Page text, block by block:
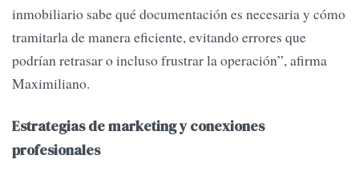
inmobiliario sabe qué documentación es necesaria y cómo
tramitarla de manera eficiente, evitando errores que
podrían retrasar o incluso frustrar la operación”, afirma
Maximiliano.
Estrategias de marketing y conexiones
profesionales